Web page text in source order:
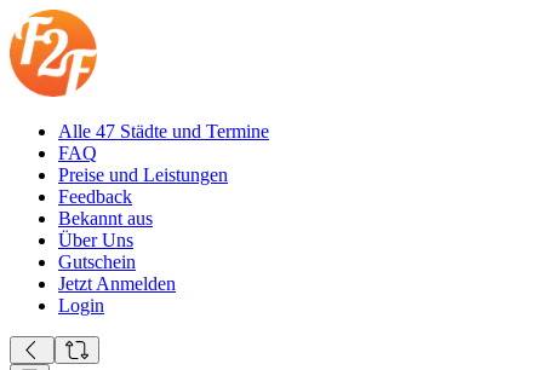
Alle 47 Städte und Termine
FAQ
Preise und Leistungen
Feedback
Bekannt aus
Über Uns
Gutschein
Jetzt Anmelden
Login